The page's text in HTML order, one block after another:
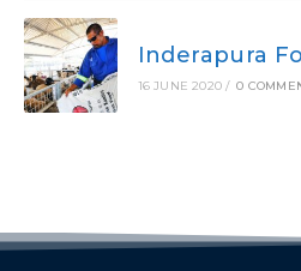
Inderapura
16 JUNE 2020 / 0